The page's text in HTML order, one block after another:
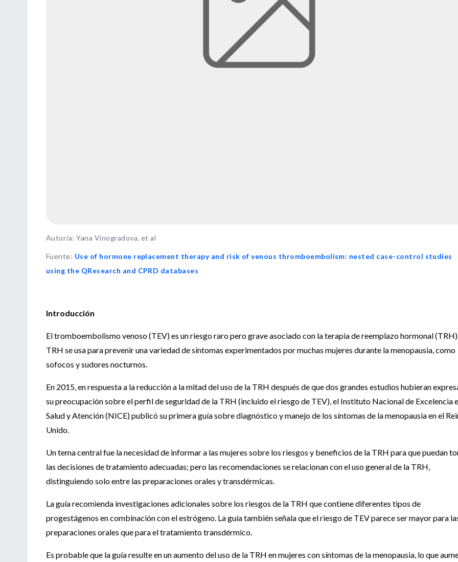
Autor/a: Yana Vinogradova, et al
Fuente: Use of hormone replacement therapy and risk of venous thromboembolism: nested case-control studies
using the QResearch and CPRD databases
Introducción
El tromboembolismo venoso (TEV) es un riesgo raro pero grave asociado con la terapia de reemplazo hormonal
TRH se usa para prevenir una variedad de síntomas experimentados por muchas mujeres durante la menopausia, como
sofocos y sudores nocturnos.
En 2015, en respuesta a la reducción a la mitad del uso de la TRH después de que dos grandes estudios hubieran
su preocupación sobre el perfil de seguridad de la TRH (incluido el riesgo de TEV), el Instituto Nacional de Excelencia
Salud y Atención (NICE) publicó su primera guía sobre diagnóstico y manejo de los síntomas de la menopausia en el
Unido.
Un tema central fue la necesidad de informar a las mujeres sobre los riesgos y beneficios de la TRH para que puedan
las decisiones de tratamiento adecuadas; pero las recomendaciones se relacionan con el uso general de la TRH,
distinguiendo solo entre las preparaciones orales y transdérmicas.
La guía recomienda investigaciones adicionales sobre los riesgos de la TRH que contiene diferentes tipos de
progestágenos en combinación con el estrógeno. La guía también señala que el riesgo de TEV parece ser mayor para
preparaciones orales que para el tratamiento transdérmico.
Es probable que la guía resulte en un aumento del uso de la TRH en mujeres con síntomas de la menopausia, lo que